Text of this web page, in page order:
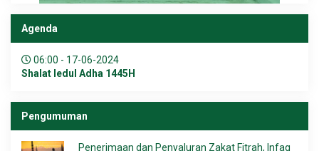
Agenda
06:00 - 17-06-2024
Shalat Iedul Adha 1445H
Pengumuman
Penerimaan dan Penyaluran Zakat Fitrah, Infaq